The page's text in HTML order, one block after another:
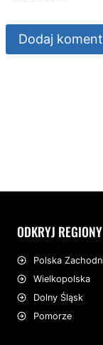
ODKRYJ REGIONY
Polska
Wielkopolska
Dolny Śląsk
Pomorze